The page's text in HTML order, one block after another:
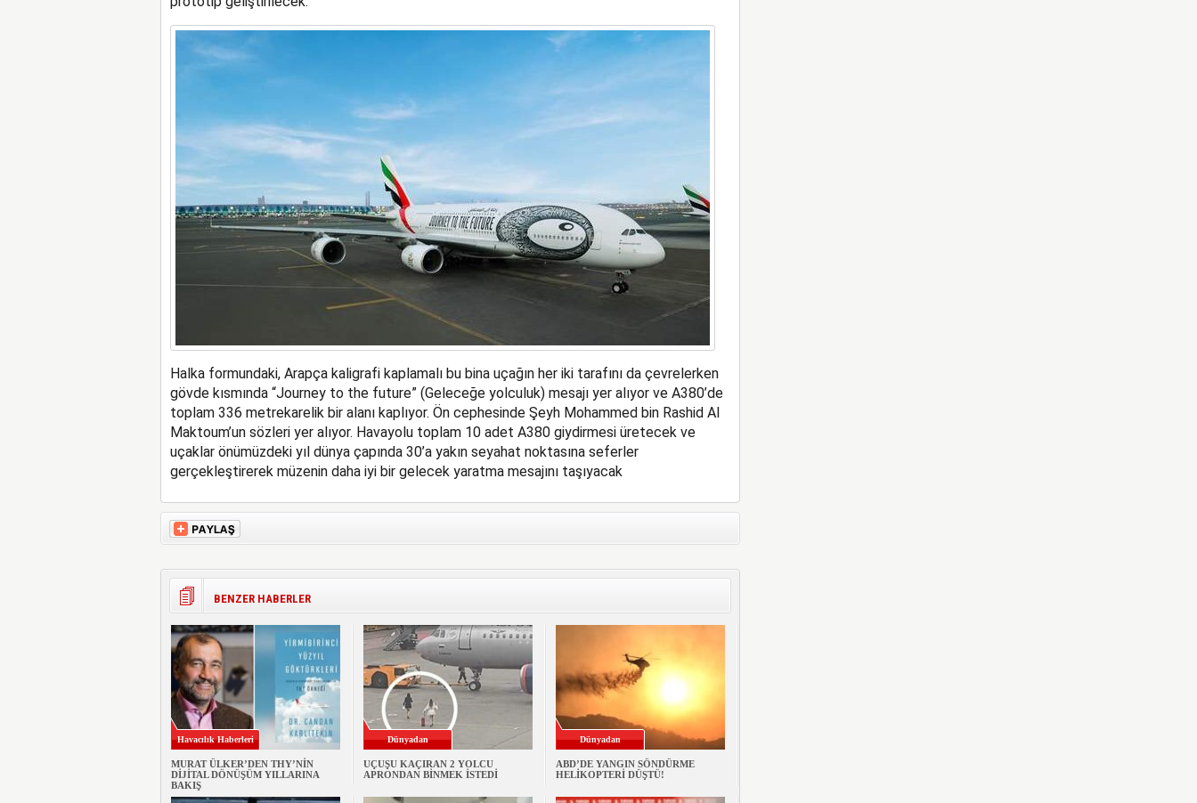
Halka formundaki, Arapça kaligrafi kaplamalı bu bina uçağın her iki tarafını da çevrelerken
gövde kısmında “Journey to the future” (Geleceğe yolculuk) mesajı yer alıyor ve A380’de
toplam 336 metrekarelik bir alanı kaplıyor. Ön cephesinde Şeyh Mohammed bin Rashid Al
Maktoum’un sözleri yer alıyor. Havayolu toplam 10 adet A380 giydirmesi üretecek ve
uçaklar önümüzdeki yıl dünya çapında 30’a yakın seyahat noktasına seferler
gerçekleştirerek müzenin daha iyi bir gelecek yaratma mesajını taşıyacak
BENZER HABERLER
Havacılık Haberleri
MURAT ÜLKER’DEN THY’NİN
DİJİTAL DÖNÜŞÜM YILLARINA
BAKIŞ
Dünyadan
UÇUŞU KAÇIRAN 2 YOLCU
APRONDAN BİNMEK İSTEDİ
Dünyadan
ABD’DE YANGIN SÖNDÜRME
HELİKOPTERİ DÜŞTÜ!